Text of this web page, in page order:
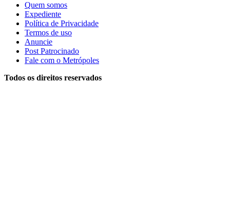
Quem somos
Expediente
Política de Privacidade
Termos de uso
Anuncie
Post Patrocinado
Fale com o Metrópoles
Todos os direitos reservados